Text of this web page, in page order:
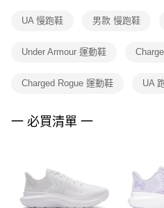
１．透過由恩沛科技股份有限公司提供
權轉讓予恩沛科技股份有限公司。
３．未成年的使用者請事先徵得法定代
４．使用「AFTEE先享後付」時，將依
恩沛科技股份有限公司將有權停止該
UA 慢跑鞋 男款 慢跑鞋
Under Armour 運動鞋
Charged Rogue 運動鞋 UA
一 必買清單 一